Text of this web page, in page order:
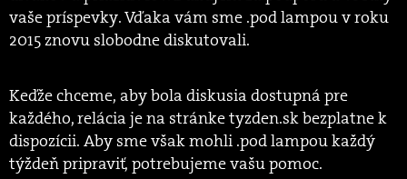
vaše príspevky. Vďaka vám sme .pod lampou v roku
2015 znovu slobodne diskutovali.
Keďže chceme, aby bola diskusia dostupná pre
každého, relácia je na stránke tyzden.sk bezplatne k
dispozícii. Aby sme však mohli .pod lampou každý
týždeň pripraviť, potrebujeme vašu pomoc.